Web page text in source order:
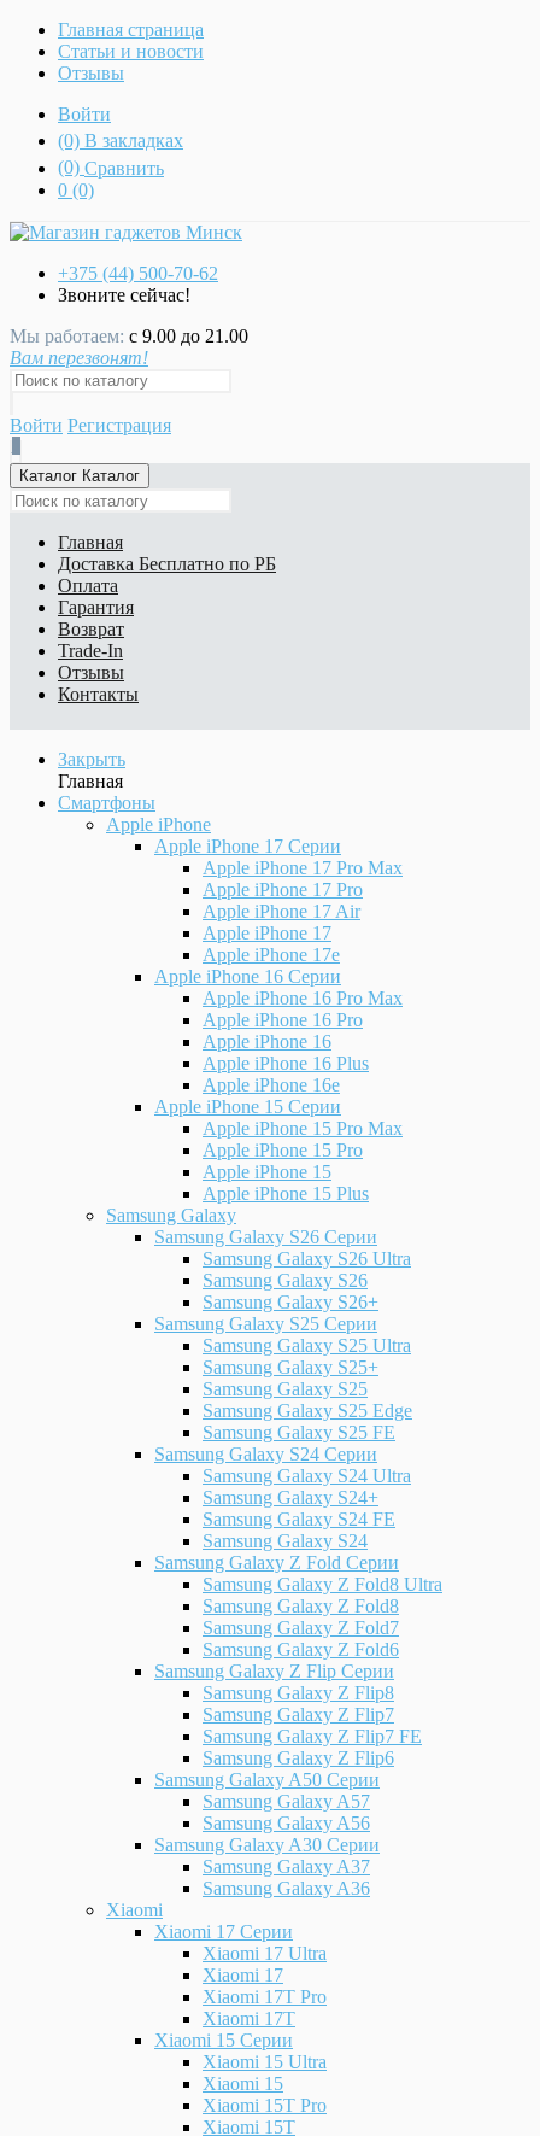
Главная страница
Статьи и новости
Отзывы
Войти
(0) В закладках
(0) Сравнить
0 (0)
+375 (44) 500-70-62
Звоните сейчас!
Мы работаем: с 9.00 до 21.00
Вам перезвонят!
Войти Регистрация
Каталог Каталог
Главная
Доставка Бесплатно по РБ
Оплата
Гарантия
Возврат
Trade-In
Отзывы
Контакты
Закрыть
Главная
Смартфоны
Apple iPhone
Apple iPhone 17 Серии
Apple iPhone 17 Pro Max
Apple iPhone 17 Pro
Apple iPhone 17 Air
Apple iPhone 17
Apple iPhone 17e
Apple iPhone 16 Серии
Apple iPhone 16 Pro Max
Apple iPhone 16 Pro
Apple iPhone 16
Apple iPhone 16 Plus
Apple iPhone 16e
Apple iPhone 15 Серии
Apple iPhone 15 Pro Max
Apple iPhone 15 Pro
Apple iPhone 15
Apple iPhone 15 Plus
Samsung Galaxy
Samsung Galaxy S26 Серии
Samsung Galaxy S26 Ultra
Samsung Galaxy S26
Samsung Galaxy S26+
Samsung Galaxy S25 Серии
Samsung Galaxy S25 Ultra
Samsung Galaxy S25+
Samsung Galaxy S25
Samsung Galaxy S25 Edge
Samsung Galaxy S25 FE
Samsung Galaxy S24 Серии
Samsung Galaxy S24 Ultra
Samsung Galaxy S24+
Samsung Galaxy S24 FE
Samsung Galaxy S24
Samsung Galaxy Z Fold Серии
Samsung Galaxy Z Fold8 Ultra
Samsung Galaxy Z Fold8
Samsung Galaxy Z Fold7
Samsung Galaxy Z Fold6
Samsung Galaxy Z Flip Серии
Samsung Galaxy Z Flip8
Samsung Galaxy Z Flip7
Samsung Galaxy Z Flip7 FE
Samsung Galaxy Z Flip6
Samsung Galaxy A50 Серии
Samsung Galaxy A57
Samsung Galaxy A56
Samsung Galaxy A30 Серии
Samsung Galaxy A37
Samsung Galaxy A36
Xiaomi
Xiaomi 17 Серии
Xiaomi 17 Ultra
Xiaomi 17
Xiaomi 17T Pro
Xiaomi 17T
Xiaomi 15 Серии
Xiaomi 15 Ultra
Xiaomi 15
Xiaomi 15T Pro
Xiaomi 15T